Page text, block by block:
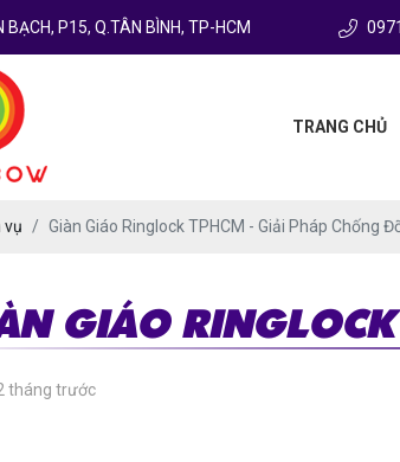
BẠCH, P15, Q.TÂN BÌNH, TP-HCM
TRANG CHỦ
vụ Giàn Giáo Ringlock TPHCM - Giải Pháp Chống
GIÁO
tháng trước